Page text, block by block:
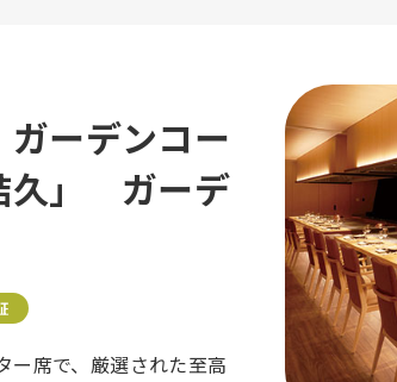
ーデンコー
久」 ガーデ
ー席で、厳選された至高